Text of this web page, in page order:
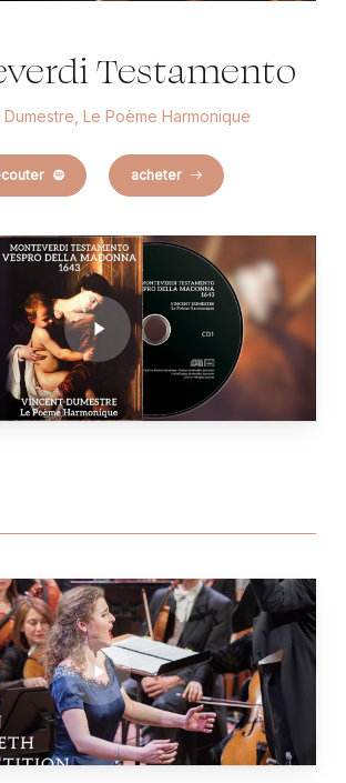
Testamento
Le Poème Harmonique
acheter